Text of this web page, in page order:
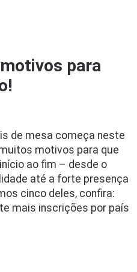
para
de mesa começa neste
motivos para que
ao fim – desde o
até a forte presença
cinco deles, confira:
mais inscrições por país